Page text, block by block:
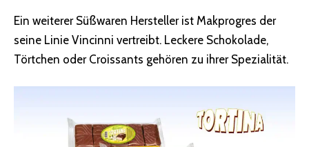
Ein weiterer Süßwaren Hersteller ist Makprogres der
seine Linie Vincinni vertreibt. Leckere Schokolade,
Törtchen oder Croissants gehören zu ihrer Spezialität.